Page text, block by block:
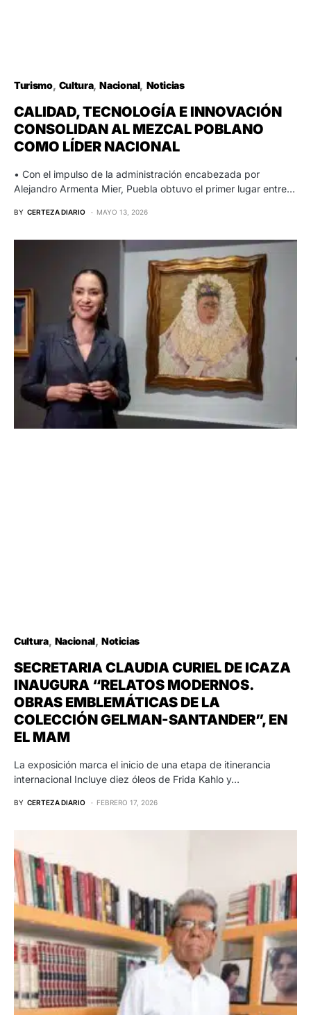
Turismo Cultura Nacional Noticias
CALIDAD, TECNOLOGÍA E INNOVACIÓN
CONSOLIDAN AL MEZCAL POBLANO
COMO LÍDER NACIONAL
• Con el impulso de la administración encabezada por
Alejandro Armenta Mier, Puebla obtuvo el primer lugar entre…
BY CERTEZA DIARIO MAYO 13, 2026
Cultura Nacional Noticias
SECRETARIA CLAUDIA CURIEL DE ICAZA
INAUGURA “RELATOS MODERNOS.
OBRAS EMBLEMÁTICAS DE LA
COLECCIÓN GELMAN-SANTANDER”, EN
EL MAM
La exposición marca el inicio de una etapa de itinerancia
internacional Incluye diez óleos de Frida Kahlo y…
BY CERTEZA DIARIO FEBRERO 17, 2026